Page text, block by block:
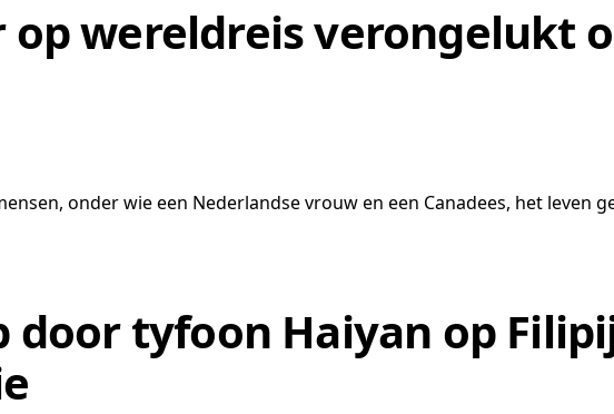
wereldreis verongelukt
onder wie een Nederlandse vrouw en een Canadees, het leven
tyfoon Haiyan op